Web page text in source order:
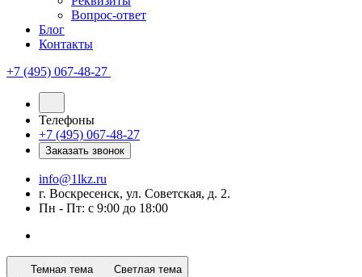
Вопрос-ответ
Блог
Контакты
+7 (495) 067-48-27
Телефоны
+7 (495) 067-48-27
Заказать звонок
info@1lkz.ru
г. Воскресенск, ул. Советская, д. 2.
Пн - Пт: с 9:00 до 18:00
Темная тема Светлая тема